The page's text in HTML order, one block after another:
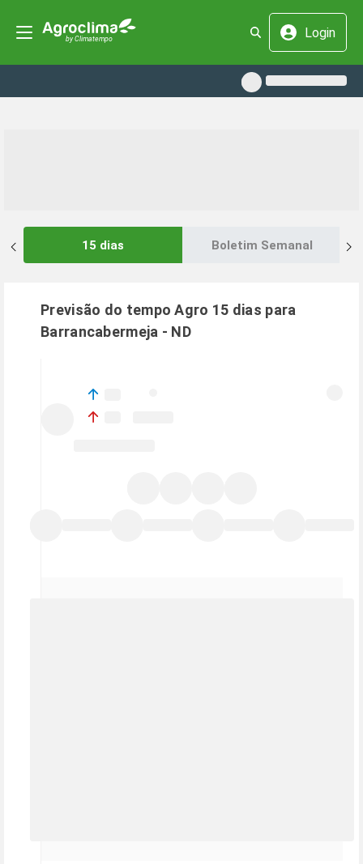
Login
15 dias Boletim Semanal
Previsão do tempo Agro 15 dias para
Barrancabermeja - ND